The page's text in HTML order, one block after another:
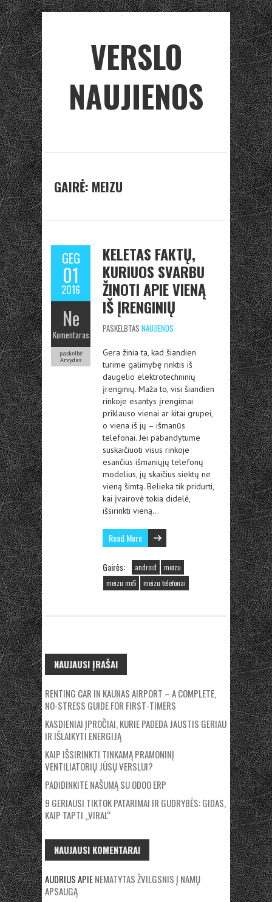
VERSLO
NAUJIENOS
GAIRĖ: MEIZU
GEG
01
2016
Ne
Komentaras
paskelbė
Arvydas
KELETAS FAKTŲ,
KURIUOS SVARBU
ŽINOTI APIE VIENĄ
IŠ ĮRENGINIŲ
PASKELBTAS NAUJIENOS
Gera žinia ta, kad šiandien
turime galimybę rinktis iš
daugelio elektrotechninių
įrenginių. Maža to, visi šiandien
rinkoje esantys įrengimai
priklauso vienai ar kitai grupei,
o viena iš jų – išmanūs
telefonai. Jei pabandytume
suskaičiuoti visus rinkoje
esančius išmaniųjų telefonų
modelius, jų skaičius siektų ne
vieną šimtą. Belieka tik pridurti,
kai įvairovė tokia didelė,
išsirinkti vieną…
Read More
Gairės: android
meizu
meizu mx5
meizu telefonai
NAUJAUSI ĮRAŠAI
RENTING CAR IN KAUNAS AIRPORT – A COMPLETE,
NO-STRESS GUIDE FOR FIRST-TIMERS
KASDIENIAI ĮPROČIAI, KURIE PADEDA JAUSTIS GERIAU
IR IŠLAIKYTI ENERGIJĄ
KAIP IŠSIRINKTI TINKAMĄ PRAMONINĮ
VENTILIATORIŲ JŪSŲ VERSLUI?
PADIDINKITE NAŠUMĄ SU ODOO ERP
9 GERIAUSI TIKTOK PATARIMAI IR GUDRYBĖS: GIDAS,
KAIP TAPTI „VIRAL“
NAUJAUSI KOMENTARAI
AUDRIUSAPIENEMATYTAS ŽVILGSNIS Į NAMŲ
APSAUGĄ